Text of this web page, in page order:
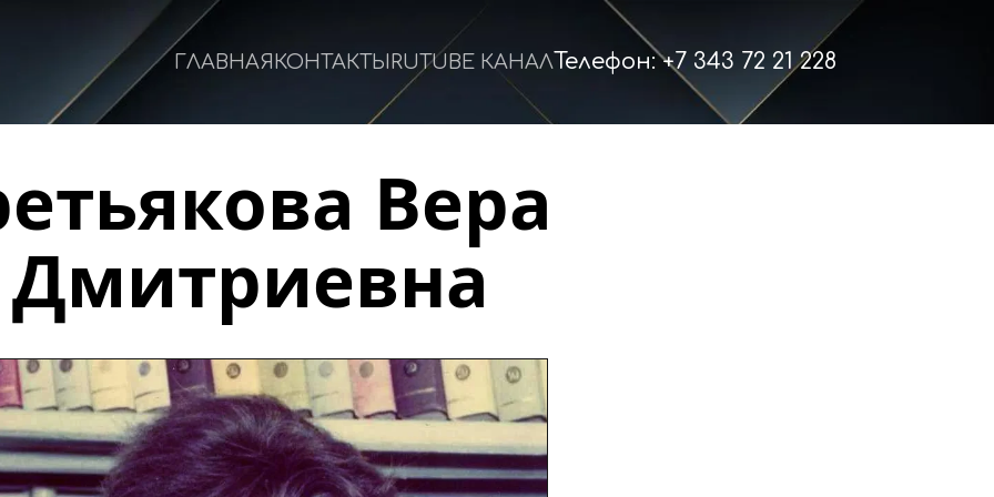
ГЛАВНАЯ КОНТАКТЫ RUTUBE КАНАЛТелефон: +7 343 72 21 228
Вера
Дмитриевна